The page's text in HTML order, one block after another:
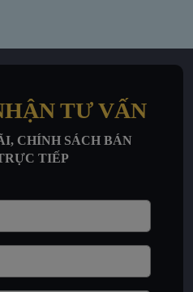
TƯ VẤN
CHÍNH SÁCH BÁN
TIẾP